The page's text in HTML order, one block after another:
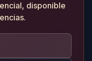
disponible